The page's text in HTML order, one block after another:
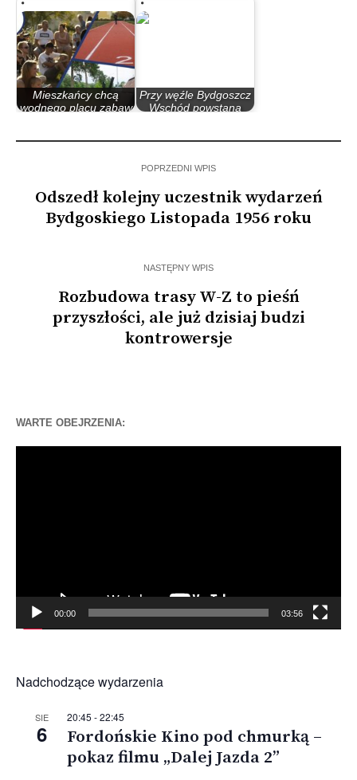
Mieszkańcy chcą
wodnego placu zabaw
Przy węźle Bydgoszcz
Wschód powstaną
POPRZEDNI WPIS
Odszedł kolejny uczestnik wydarzeń
Bydgoskiego Listopada 1956 roku
NASTĘPNY WPIS
Rozbudowa trasy W-Z to pieśń
przyszłości, ale już dzisiaj budzi
kontrowersje
WARTE OBEJRZENIA:
00:00 03:56
Nadchodzące wydarzenia
SIE
6
20:45 -22:45
Fordońskie Kino pod chmurką –
pokaz filmu „Dalej Jazda 2”